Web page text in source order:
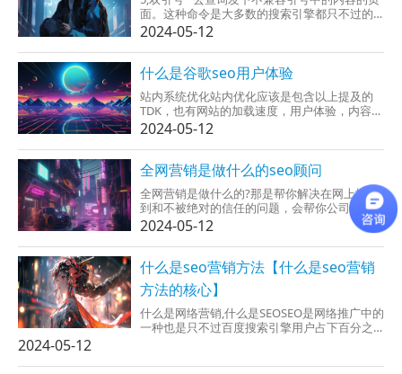
面。这种命令是大多数的搜索引擎都只不过的
初级命令，用法是：“美国留学申请条
件”6.Filetype查询委托格式的文件，那个命令对
此可以查询资料的人来说很有用。大多数搜索
引擎支持filetype命令，用法：filetype:doc7....
2024-05-12
什么是谷歌seo用户体验
站内系统优化站内优化应该是包含以上提及的
TDK，也有网站的加载速度，用户体验，内容质
量，相关性，要什么搜索者意图。站外系统优
化站外优化通常是完成任务其他高权重网站的
外链，给你的网站投票，让你的网站额外更多
的链接，这在谷歌的SEO优...
2024-05-12
全网营销是做什么的seo顾问
全网营销是做什么的?那是帮你解决在网上搜不
到和不被绝对的信任的问题，会帮你公司做营
销优化系统、seo优化、口碑推广、搜索信息推
广、新媒体推广就这些就是都很全面，做个全
面覆盖了网络营销seo是什么意思网络营销是为
了推销产品或服务而广泛建议使用互联网的一
种...
2024-05-12
什么是seo营销方法【什么是seo营销
方法的核心】
什么是网络营销,什么是SEOSEO是网络推广中的
一种也是只不过百度搜索引擎用户占下百分之
后再你的网站展现给他看，是因为网站多因此
2024-05-12